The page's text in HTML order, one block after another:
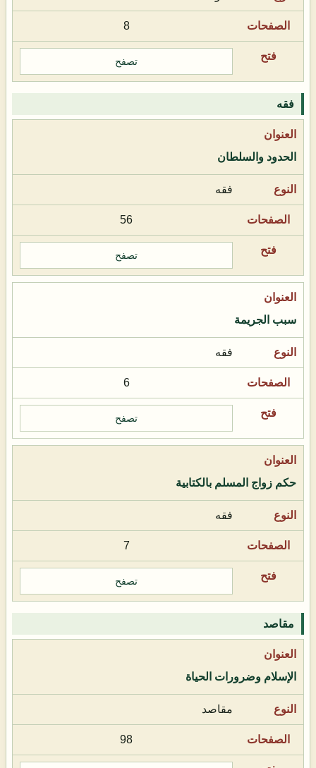
8
تصفح
فقه
الحدود والسلطان
فقه
56
تصفح
سبب الجريمة
فقه
6
تصفح
حكم زواج المسلم بالكتابية
فقه
7
تصفح
مقاصد
الإسلام وضرورات الحياة
مقاصد
98